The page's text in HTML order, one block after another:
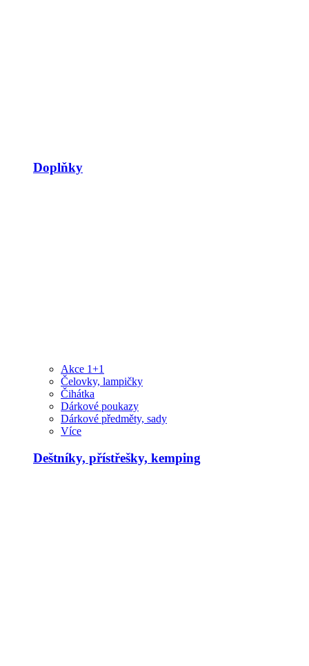
Doplňky
Akce 1+1
Čelovky, lampičky
Čihátka
Dárkové poukazy
Dárkové předměty, sady
Více
Deštníky, přístřešky, kemping